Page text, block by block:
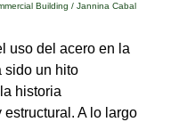
Building / Jannina Cabal
uso del acero en la
sido un hito
historia
A lo largo